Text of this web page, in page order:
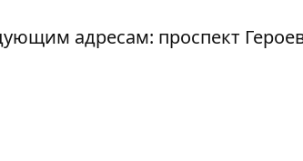
адресам: проспект